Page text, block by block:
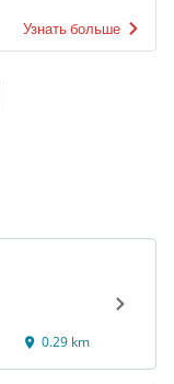
Узнать больше
0.29 km